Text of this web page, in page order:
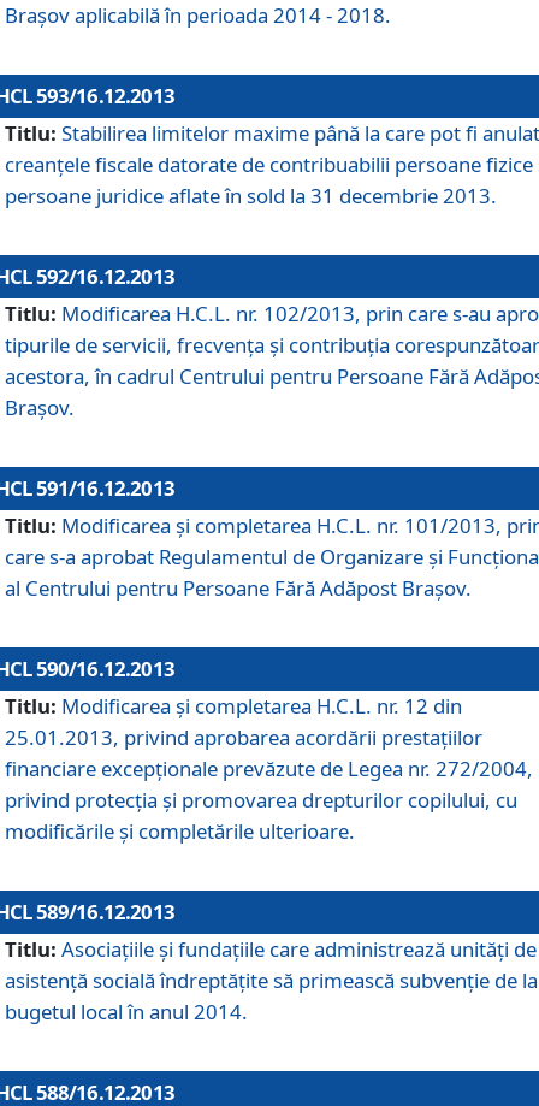
Braşov aplicabilă în perioada 2014 - 2018.
593/16.12.2013
Titlu: Stabilirea limitelor maxime până la care pot fi
creanţele fiscale datorate de contribuabilii persoane fizice
persoane juridice aflate în sold la 31 decembrie 2013.
592/16.12.2013
Titlu: Modificarea H.C.L. nr. 102/2013, prin care s-au
tipurile de servicii, frecvenţa şi contribuţia
acestora, în cadrul Centrului pentru Persoane Fără
Braşov.
591/16.12.2013
Titlu: Modificarea şi completarea H.C.L. nr. 101/2013,
care s-a aprobat Regulamentul de Organizare şi
al Centrului pentru Persoane Fără Adăpost Braşov.
590/16.12.2013
Titlu: Modificarea şi completarea H.C.L. nr. 12 din
25.01.2013, privind aprobarea acordării prestaţiilor
financiare excepţionale prevăzute de Legea nr. 272/2004,
privind protecţia şi promovarea drepturilor copilului, cu
modificările şi completările ulterioare.
589/16.12.2013
Titlu: Asociaţiile şi fundaţiile care administrează unităţi de
asistenţă socială îndreptăţite să primească subvenţie de la
bugetul local în anul 2014.
588/16.12.2013